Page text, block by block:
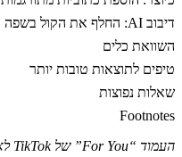
דיבוב AI: החלף את הקול בשפה אחרת
השוואת כלים
טיפים לתוצאות טובות יותר
שאלות נפוצות
Footnotes
העמוד “For You” של TikTok לא מתחשב באיזו שפה אתה מדבר — אבל אתה כן. כך תוכל לשבור את מחסום השפה וליהנות (או לפרסם) תוכן ב-TikTok בכל שפה.